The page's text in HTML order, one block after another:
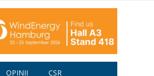
OPINII CSR